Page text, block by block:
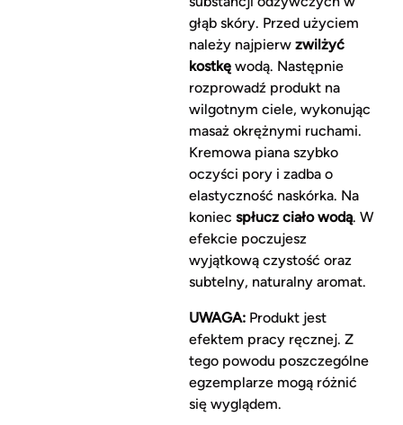
głąb skóry. Przed użyciem
należy najpierw zwilżyć
kostkęwodą. Następnie
rozprowadź produkt na
wilgotnym ciele, wykonując
masaż okrężnymi ruchami.
Kremowa piana szybko
oczyści pory i zadba o
elastyczność naskórka. Na
koniec spłucz ciało wodą. W
efekcie poczujesz
wyjątkową czystość oraz
subtelny, naturalny aromat.
UWAGA:Produkt jest
efektem pracy ręcznej. Z
tego powodu poszczególne
egzemplarze mogą różnić
się wyglądem.